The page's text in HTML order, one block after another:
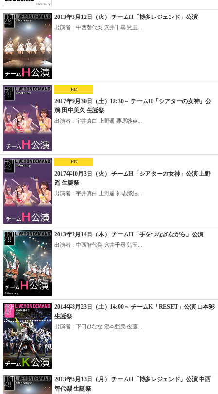
2013年3月12日（火） チームH「博多レジェンド」公演
出演者：中西智代梨 穴井千尋 兒玉...
HD
2017年9月30日（土）12:30～ チームH「シアターの女神」公
演 田中美久 生誕祭
出演者：宇井真白 上野遥 栗原紗英...
HD
2017年10月3日（火） チームH「シアターの女神」公演 上野
遥 生誕祭
出演者：宇井真白 上野遥 神志那結...
2013年2月14日（木） チームH「手をつなぎながら」公演
出演者：中西智代梨 穴井千尋 兒玉...
2014年8月23日（土）14:00～ チームK「RESET」公演 山本彩
生誕祭
出演者：下口ひなな 湯本亜美 後藤...
2013年5月13日（月） チームH「博多レジェンド」公演 中西
智代梨 生誕祭